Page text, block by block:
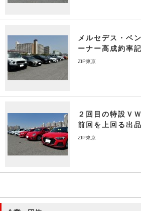
メルセデス・ベ
ーナー高成約率
ZIP東京
２回目の特設Ｖ
前回を上回る出品
ZIP東京